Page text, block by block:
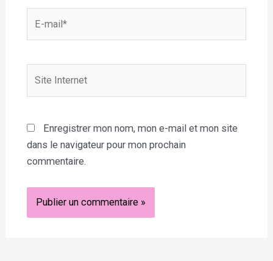
Enregistrer mon nom, mon e-mail et mon site
dans le navigateur pour mon prochain
commentaire.